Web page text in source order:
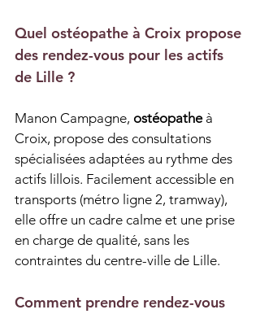
Quel ostéopathe à Croix propose
des rendez-vous pour les actifs
de Lille ?
Manon Campagne, ostéopathe à
Croix, propose des consultations
spécialisées adaptées au rythme des
actifs lillois. Facilement accessible en
transports (métro ligne 2, tramway),
elle offre un cadre calme et une prise
en charge de qualité, sans les
contraintes du centre-ville de Lille.
Comment prendre rendez-vous